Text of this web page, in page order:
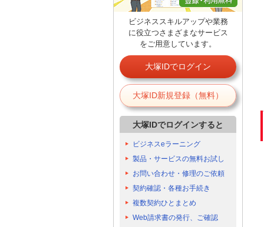
ビジネススキルアップや業務
に役立つさまざまなサービス
をご用意しています。
大塚IDでログイン
大塚ID新規登録（無料）
大塚IDでログインすると
ビジネスeラーニング
製品・サービスの無料お試し
お問い合わせ・修理のご依頼
契約確認・各種お手続き
複数契約ひとまとめ
Web請求書の発行、ご確認